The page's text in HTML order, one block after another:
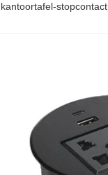
stopcontact